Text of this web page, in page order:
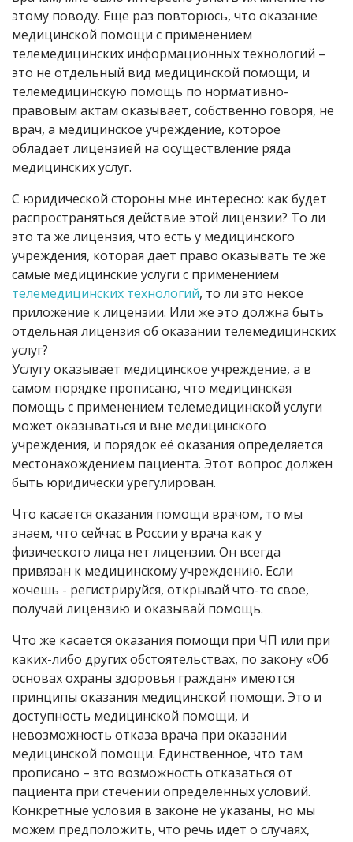
этому поводу. Еще раз повторюсь, что оказание
медицинской помощи с применением
телемедицинских информационных технологий –
это не отдельный вид медицинской помощи, и
телемедицинскую помощь по нормативно-
правовым актам оказывает, собственно говоря, не
врач, а медицинское учреждение, которое
обладает лицензией на осуществление ряда
медицинских услуг.
С юридической стороны мне интересно: как будет
распространяться действие этой лицензии? То ли
это та же лицензия, что есть у медицинского
учреждения, которая дает право оказывать те же
самые медицинские услуги с применением
телемедицинских технологий, то ли это некое
приложение к лицензии. Или же это должна быть
отдельная лицензия об оказании телемедицинских
услуг?
Услугу оказывает медицинское учреждение, а в
самом порядке прописано, что медицинская
помощь с применением телемедицинской услуги
может оказываться и вне медицинского
учреждения, и порядок её оказания определяется
местонахождением пациента. Этот вопрос должен
быть юридически урегулирован.
Что касается оказания помощи врачом, то мы
знаем, что сейчас в России у врача как у
физического лица нет лицензии. Он всегда
привязан к медицинскому учреждению. Если
хочешь - регистрируйся, открывай что-то свое,
получай лицензию и оказывай помощь.
Что же касается оказания помощи при ЧП или при
каких-либо других обстоятельствах, по закону «Об
основах охраны здоровья граждан» имеются
принципы оказания медицинской помощи. Это и
доступность медицинской помощи, и
невозможность отказа врача при оказании
медицинской помощи. Единственное, что там
прописано – это возможность отказаться от
пациента при стечении определенных условий.
Конкретные условия в законе не указаны, но мы
можем предположить, что речь идет о случаях,